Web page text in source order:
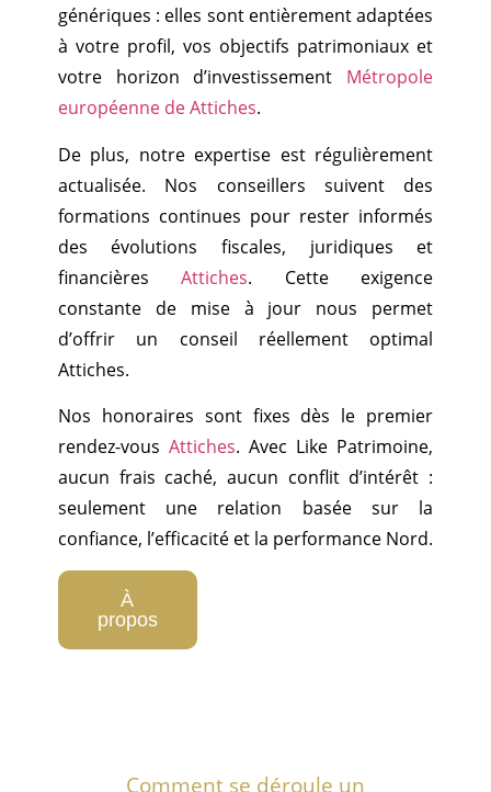
génériques : elles sont entièrement adaptées
à votre profil, vos objectifs patrimoniaux et
votre horizon d’investissement Métropole
européenne de Attiches.
De plus, notre expertise est régulièrement
actualisée. Nos conseillers suivent des
formations continues pour rester informés
des évolutions fiscales, juridiques et
financièresAttiches. Cette exigence
constante de mise à jour nous permet
d’offrir un conseil réellement optimal
Attiches.
Nos honoraires sont fixes dès le premier
rendez-vous Attiches. Avec Like Patrimoine,
aucun frais caché, aucun conflit d’intérêt :
seulement une relation basée sur la
confiance, l’efficacité et la performance Nord.
À
propos
Comment se déroule un